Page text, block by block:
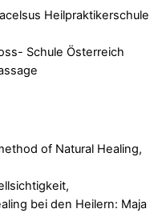
Heilpraktikerschule
Schule Österreich
of Natural Healing,
bei den Heilern: Maja